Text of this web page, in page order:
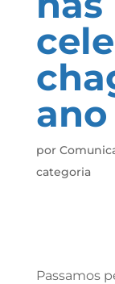
ano
por
categoria
Passamos